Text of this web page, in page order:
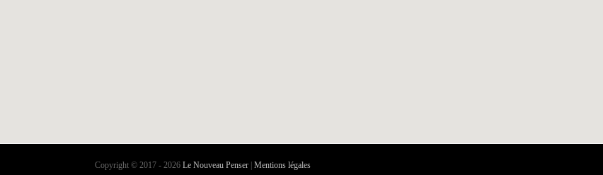
Copyright © 2017 - 2026Le Nouveau Penser |Mentions légales